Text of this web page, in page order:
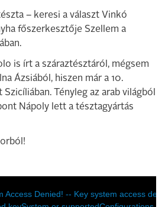
– keresi a választ Vinkó
főszerkesztője Szellem a
is írt a száraztésztáról, mégsem
Ázsiából, hiszen már a 10.
Tényleg az arab világból
Nápoly lett a tésztagyártás